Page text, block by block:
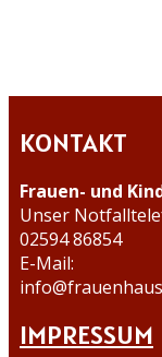
KONTAKT
Frauen- und
Unser
02594 86854
E-Mail:
IMPRESSUM